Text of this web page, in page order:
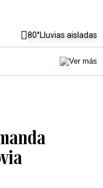
80°Lluvias aisladas